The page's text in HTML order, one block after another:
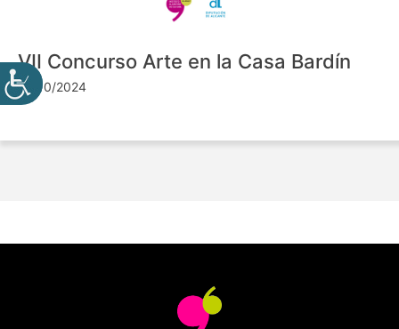
VII Concurso Arte en la Casa Bardín
24/10/2024